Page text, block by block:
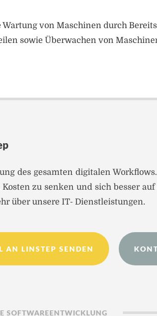
von Maschinen durch
sowie Überwachen von
des gesamten digitalen
zu senken und sich besser
über unsere IT- Dienst­leistungen.
AN LINSTEP SENDEN
SOFTWAREENTWICKLUNG